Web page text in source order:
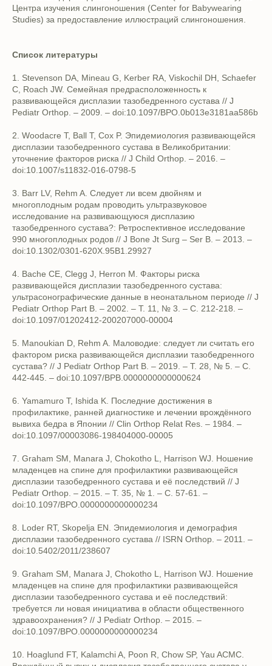
Центра изучения слингоношения (Center for Babywearing
Studies) за предоставление иллюстраций слингоношения.
Список литературы
1. Stevenson DA, Mineau G, Kerber RA, Viskochil DH, Schaefer
C, Roach JW. Семейная предрасположенность к
развивающейся дисплазии тазобедренного сустава // J
Pediatr Orthop. – 2009. – doi:10.1097/BPO.0b013e3181aa586b
2. Woodacre T, Ball T, Cox P. Эпидемиология развивающейся
дисплазии тазобедренного сустава в Великобритании:
уточнение факторов риска // J Child Orthop. – 2016. –
doi:10.1007/s11832-016-0798-5
3. Barr LV, Rehm A. Следует ли всем двойням и
многоплодным родам проводить ультразвуковое
исследование на развивающуюся дисплазию
тазобедренного сустава?: Ретроспективное исследование
990 многоплодных родов // J Bone Jt Surg – Ser B. – 2013. –
doi:10.1302/0301-620X.95B1.29927
4. Bache CE, Clegg J, Herron M. Факторы риска
развивающейся дисплазии тазобедренного сустава:
ультрасонографические данные в неонатальном периоде // J
Pediatr Orthop Part B. – 2002. – Т. 11, № 3. – С. 212-218. –
doi:10.1097/01202412-200207000-00004
5. Manoukian D, Rehm A. Маловодие: следует ли считать его
фактором риска развивающейся дисплазии тазобедренного
сустава? // J Pediatr Orthop Part B. – 2019. – Т. 28, № 5. – С.
442-445. – doi:10.1097/BPB.0000000000000624
6. Yamamuro T, Ishida K. Последние достижения в
профилактике, ранней диагностике и лечении врождённого
вывиха бедра в Японии // Clin Orthop Relat Res. – 1984. –
doi:10.1097/00003086-198404000-00005
7. Graham SM, Manara J, Chokotho L, Harrison WJ. Ношение
младенцев на спине для профилактики развивающейся
дисплазии тазобедренного сустава и её последствий // J
Pediatr Orthop. – 2015. – Т. 35, № 1. – С. 57-61. –
doi:10.1097/BPO.0000000000000234
8. Loder RT, Skopelja EN. Эпидемиология и демография
дисплазии тазобедренного сустава // ISRN Orthop. – 2011. –
doi:10.5402/2011/238607
9. Graham SM, Manara J, Chokotho L, Harrison WJ. Ношение
младенцев на спине для профилактики развивающейся
дисплазии тазобедренного сустава и её последствий:
требуется ли новая инициатива в области общественного
здравоохранения? // J Pediatr Orthop. – 2015. –
doi:10.1097/BPO.0000000000000234
10. Hoaglund FT, Kalamchi A, Poon R, Chow SP, Yau ACMC.